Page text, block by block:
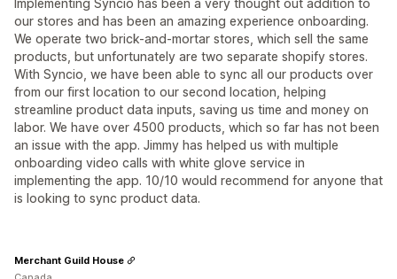
Implementing Syncio has been a very thought out addition to
our stores and has been an amazing experience onboarding.
We operate two brick-and-mortar stores, which sell the same
products, but unfortunately are two separate shopify stores.
With Syncio, we have been able to sync all our products over
from our first location to our second location, helping
streamline product data inputs, saving us time and money on
labor. We have over 4500 products, which so far has not been
an issue with the app. Jimmy has helped us with multiple
onboarding video calls with white glove service in
implementing the app. 10/10 would recommend for anyone that
is looking to sync product data.
Merchant Guild House